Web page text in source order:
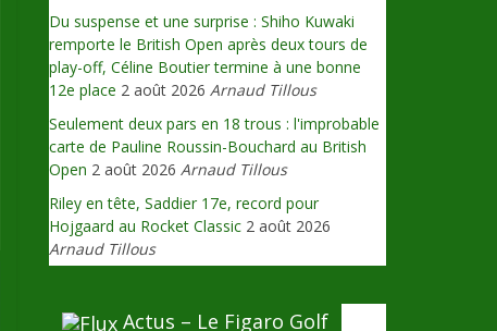
Du suspense et une surprise : Shiho Kuwaki
remporte le British Open après deux tours de
play-off, Céline Boutier termine à une bonne
12e place 2 août 2026 Arnaud Tillous
Seulement deux pars en 18 trous : l'improbable
carte de Pauline Roussin-Bouchard au British
Open 2 août 2026 Arnaud Tillous
Riley en tête, Saddier 17e, record pour
Hojgaard au Rocket Classic 2 août 2026
Arnaud Tillous
Actus – Le Figaro Golf